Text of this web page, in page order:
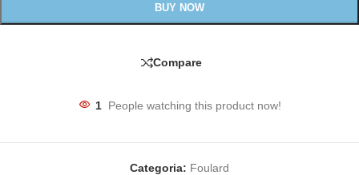
BUY NOW
Compare
1 People watching this product now!
Categoria: Foulard